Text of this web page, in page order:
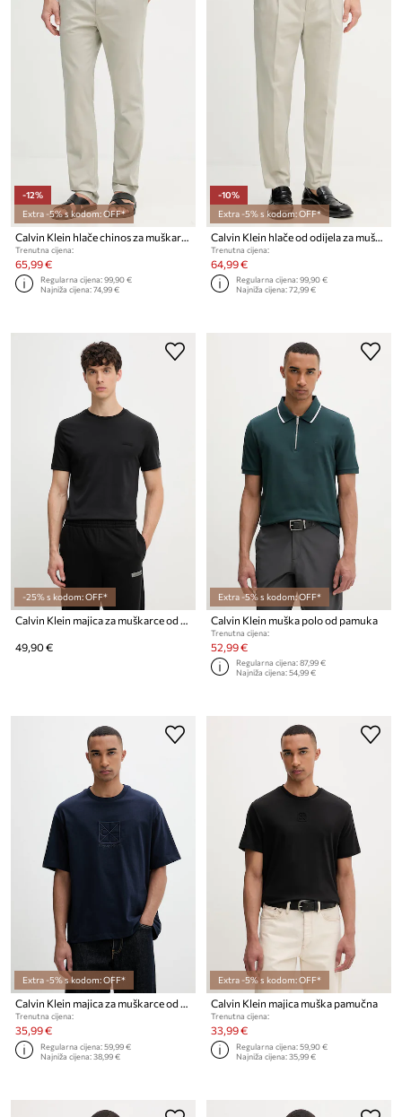
-12%
Extra -5% s kodom: OFF*
Trenutna cijena:
65,99 €
Regularna cijena:99,90 €
Najniža cijena:74,99 €
-10%
Extra -5% s kodom: OFF*
Trenutna cijena:
64,99 €
Regularna cijena:99,90 €
Najniža cijena:72,99 €
-25% s kodom: OFF*
Calvin Klein majica za muškarce od pamuka
49,90 €
Extra -5% s kodom: OFF*
Calvin Klein muška polo od pamuka
Trenutna cijena:
52,99 €
Regularna cijena:87,99 €
Najniža cijena:54,99 €
Extra -5% s kodom: OFF*
Calvin Klein majica za muškarce od pamuka
Trenutna cijena:
35,99 €
Regularna cijena:59,99 €
Najniža cijena:38,99 €
Extra -5% s kodom: OFF*
Calvin Klein majica muška pamučna
Trenutna cijena:
33,99 €
Regularna cijena:59,90 €
Najniža cijena:35,99 €